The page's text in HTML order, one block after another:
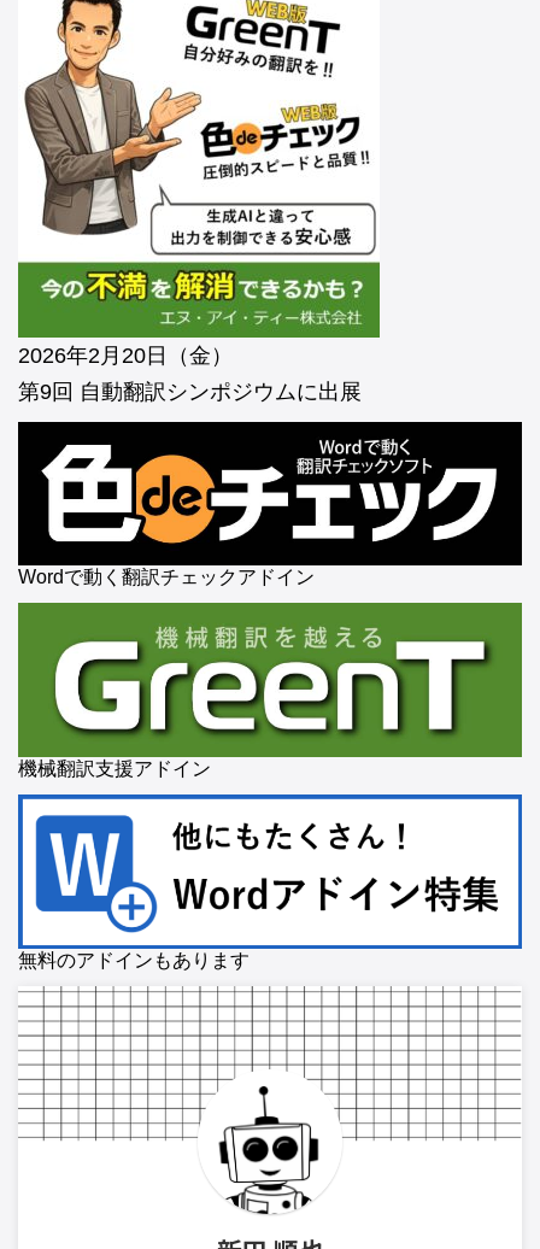
2026年2月20日（金）
第9回 自動翻訳シンポジウムに出展
Wordで動く翻訳チェックアドイン
機械翻訳支援アドイン
無料のアドインもあります